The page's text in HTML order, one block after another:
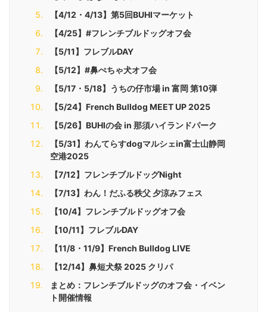
【4/12・4/13】第5回BUHIマーケット
【4/25】#フレンチブルドッグオフ会
【5/11】フレブルDAY
【5/12】#鼻ぺちゃ犬オフ会
【5/17・5/18】うちの仔市場 in 富岡 第10弾
【5/24】French Bulldog MEET UP 2025
【5/26】BUHIの会 in 那須ハイランドパーク
【5/31】わんてらすdogマルシェin富士山静岡
空港2025
【7/12】フレンチブルドッグNight
【7/13】わん！だふる秩父 夕涼みフェス
【10/4】フレンチブルドッグオフ会
【10/11】フレブルDAY
【11/8・11/9】French Bulldog LIVE
【12/14】鼻短犬祭 2025 クリパ
まとめ：フレンチブルドッグのオフ会・イベン
ト開催情報